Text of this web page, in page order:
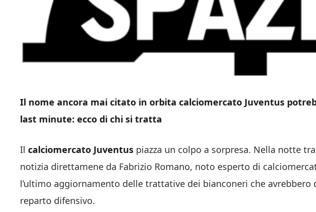
Il nome ancora mai citato in orbita calciomercato Juventus
last minute: ecco di chi si tratta
Il calciomercato Juventus piazza un colpo a sorpresa. Nella notte
notizia direttamene da Fabrizio Romano, noto esperto di
l’ultimo aggiornamento delle trattative dei bianconeri che
reparto difensivo.